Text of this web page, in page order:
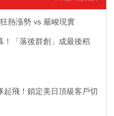
熱漲勢 vs 嚴峻現實
！「落後群創」成最後稻
飛！鎖定美日頂級客戶切